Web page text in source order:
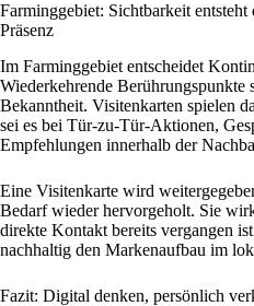
Farminggebiet: Sichtbarkeit
Präsenz
Im Farminggebiet entscheidet
Wiederkehrende Berührungspunkte
Bekanntheit. Visitenkarten spielen
sei es bei Tür-zu-Tür-Aktionen,
Empfehlungen innerhalb der
Eine Visitenkarte wird
Bedarf wieder hervorgeholt. Sie
direkte Kontakt bereits vergangen
nachhaltig den Markenaufbau im
Fazit: Digital denken, persönlich